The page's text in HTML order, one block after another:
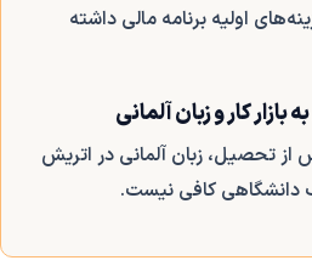
اولیه برنامه مالی داشته
کار و زبان آلمانی
از تحصیل، زبان آلمانی در اتریش
دانشگاهی کافی نیست.